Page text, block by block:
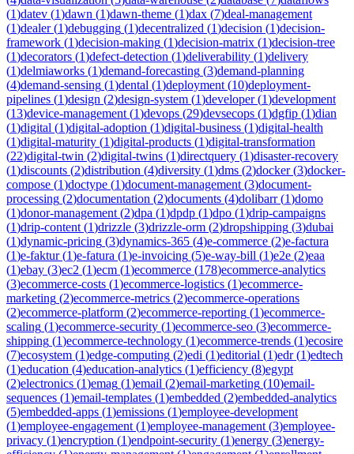
(1)datev (1)dawn (1)dawn-theme (1)dax (7)deal-management
(1)dealer(1)debugging (1)decentralized (1)decision (1)decision-
framework (1)decision-making (1)decision-matrix (1)decision-tree
(1)decorators (1)defect-detection (1)deliverability (1)delivery
(1)delmiaworks (1)demand-forecasting (3)demand-planning
(4)demand-sensing (1)dental (1)deployment (10)deployment-
pipelines (1)design (2)design-system (1)developer(1)development
(13)device-management (1)devops (29)devsecops (1)dgfip (1)dian
(1)digital (1)digital-adoption (1)digital-business (1)digital-health
(1)digital-maturity (1)digital-products (1)digital-transformation
(22)digital-twin (2)digital-twins (1)directquery (1)disaster-recovery
(1)discounts (2)distribution (4)diversity (1)dms (2)docker(3)docker-
compose (1)doctype (1)document-management (3)document-
processing (2)documentation (2)documents (4)dolibarr(1)domo
(1)donor-management (2)dpa (1)dpdp (1)dpo (1)drip-campaigns
(1)drip-content (1)drizzle (3)drizzle-orm (2)dropshipping (3)dubai
(1)dynamic-pricing (3)dynamics-365 (4)e-commerce (2)e-factura
(1)e-faktur(1)e-fatura (1)e-invoicing (5)e-way-bill (1)e2e (2)eaa
(1)ebay (3)ec2 (1)ecm (1)ecommerce (178)ecommerce-analytics
(3)ecommerce-costs (1)ecommerce-logistics (1)ecommerce-
marketing (2)ecommerce-metrics (2)ecommerce-operations
(2)ecommerce-platform (2)ecommerce-reporting (1)ecommerce-
scaling (1)ecommerce-security (1)ecommerce-seo (3)ecommerce-
shipping (1)ecommerce-technology (1)ecommerce-trends (1)ecosire
(7)ecosystem (1)edge-computing (2)edi (1)editorial (1)edr(1)edtech
(1)education (4)education-analytics (1)efficiency (8)egypt
(2)electronics (1)emag (1)email (2)email-marketing (10)email-
sequences (1)email-templates (1)embedded (2)embedded-analytics
(5)embedded-apps (1)emissions (1)employee-development
(1)employee-engagement (1)employee-management (3)employee-
privacy (1)encryption (1)endpoint-security (1)energy (3)energy-